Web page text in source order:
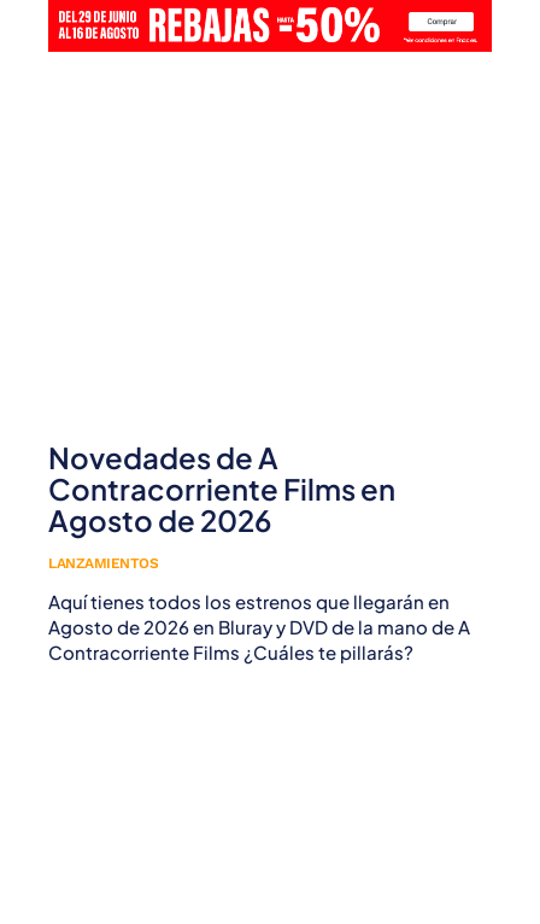
Novedades de A
Contracorriente Films en
Agosto de 2026
LANZAMIENTOS
Aquí tienes todos los estrenos que llegarán en
Agosto de 2026 en Bluray y DVD de la mano de A
Contracorriente Films ¿Cuáles te pillarás?